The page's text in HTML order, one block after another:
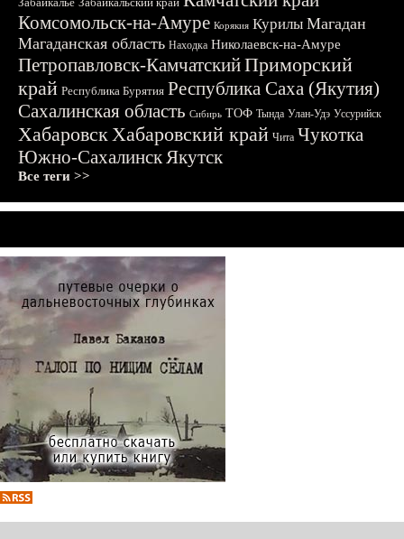
Комсомольск-на-Амуре Корякия Курилы Магадан
Магаданская область Находка Николаевск-на-Амуре
Петропавловск-КамчатскийПриморский
край Республика Бурятия Республика Саха (Якутия)
Сахалинская область Сибирь ТОФ Тында Улан-Удэ Уссурийск
ХабаровскХабаровский край Чита Чукотка
Южно-СахалинскЯкутск
Все теги >>